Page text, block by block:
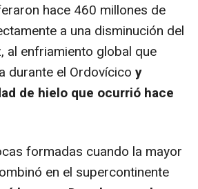
hace 460 millones de
a una disminución del
al enfriamiento global que
durante el Ordovícico y
de hielo que ocurrió hace
formadas cuando la mayor
en el supercontinente